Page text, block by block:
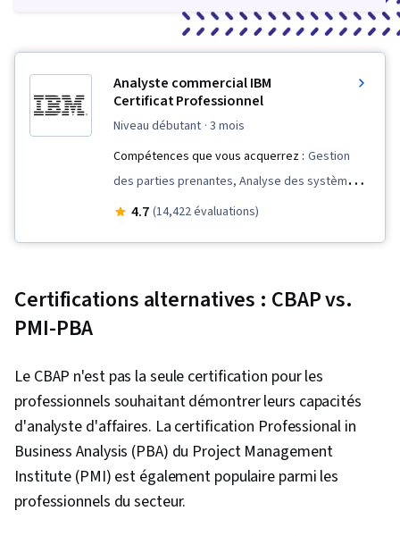
Analyste commercial IBM
Certificat Professionnel
niveau débutant · 3 mois
Compétences que vous acquerrez : Gestion
des parties prenantes, Analyse des systèmes
d'entreprise, Amélioration et optimisation des
Modélisation des processus d'entreprise,
données, Outils d'analyse commerciale,
Analyse de l'activité, Analyse d'entreprise,
Analyse des parties prenantes, Exigences de
l'entreprise, Analyse du processus, Récit de
données, Microsoft Excel, Qualité des données,
Manipulation de données, Tableaux croisés
4.7 (14,422 évaluations)
Certifications alternatives : CBAP vs.
PMI-PBA
Le CBAP n'est pas la seule certification pour les
professionnels souhaitant démontrer leurs capacités
d'analyste d'affaires. La certification Professional in
Business Analysis (PBA) du Project Management
Institute (PMI) est également populaire parmi les
professionnels du secteur.